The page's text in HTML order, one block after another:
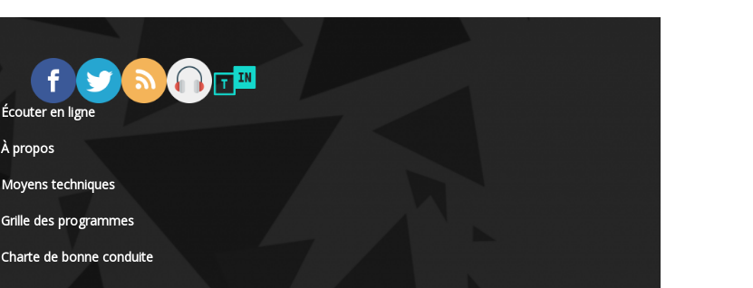
Écouter en ligne
À propos
Moyens techniques
Grille des programmes
Charte de bonne conduite